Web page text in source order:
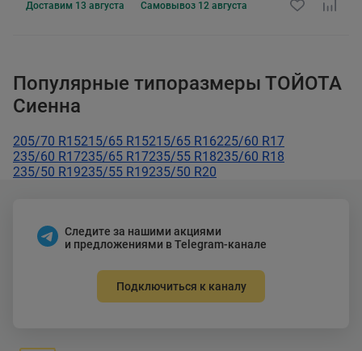
Доставим 13 августа Самовывоз 12 августа
Популярные типоразмеры ТОЙОТА
Сиенна
205/70 R15215/65 R15215/65 R16225/60 R17
235/60 R17235/65 R17235/55 R18235/60 R18
235/50 R19235/55 R19235/50 R20
Следите за нашими акциями
и предложениями в Telegram-канале
Подключиться к каналу